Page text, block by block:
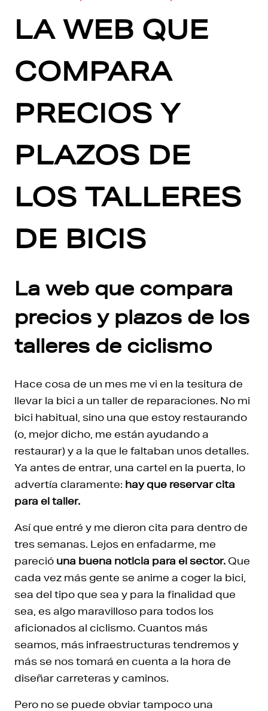
LA WEB QUE
COMPARA
PRECIOS Y
PLAZOS DE
LOS TALLERES
DE BICIS
La web que compara
precios y plazos de los
talleres de ciclismo
Hace cosa de un mes me vi en la tesitura de
llevar la bici a un taller de reparaciones. No mi
bici habitual, sino una que estoy restaurando
(o, mejor dicho, me están ayudando a
restaurar) y a la que le faltaban unos detalles.
Ya antes de entrar, una cartel en la puerta, lo
advertía claramente: hay que reservar cita
para el taller.
Así que entré y me dieron cita para dentro de
tres semanas. Lejos en enfadarme, me
pareció una buena noticia para el sector. Que
cada vez más gente se anime a coger la bici,
sea del tipo que sea y para la finalidad que
sea, es algo maravilloso para todos los
aficionados al ciclismo. Cuantos más
seamos, más infraestructuras tendremos y
más se nos tomará en cuenta a la hora de
diseñar carreteras y caminos.
Pero no se puede obviar tampoco una